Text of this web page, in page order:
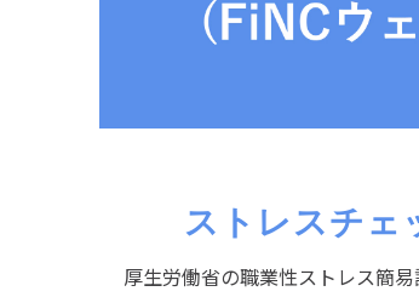
ストレスチェ
厚生労働省の職業性ストレス簡